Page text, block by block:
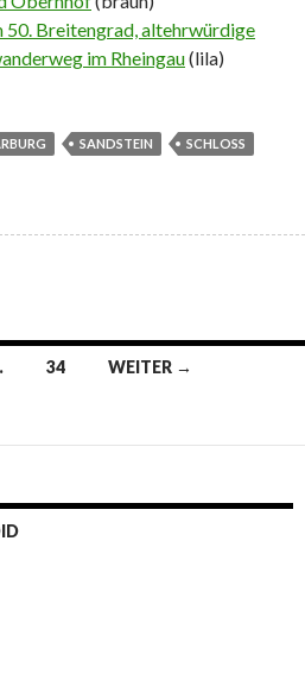
Breitengrad, altehrwürdige
im Rheingau(lila)
SANDSTEIN
SCHLOSS
34 WEITER →